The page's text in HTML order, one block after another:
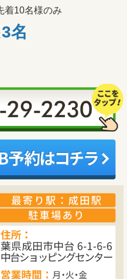
着10名様のみ
3名